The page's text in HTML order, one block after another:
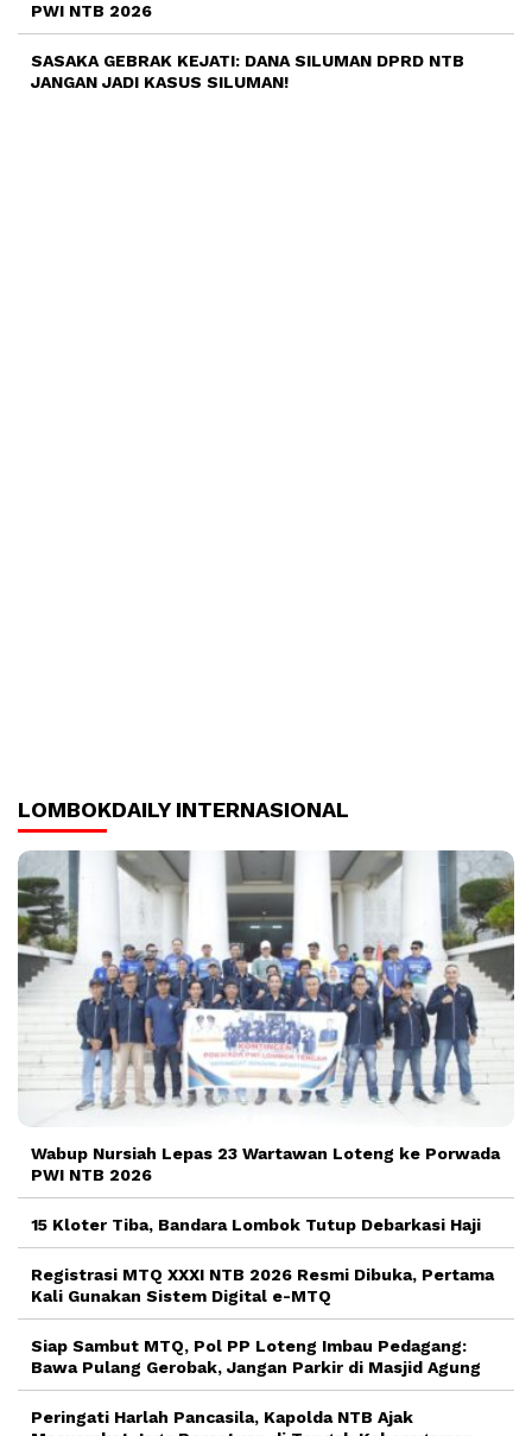
PWI NTB 2026
SASAKA GEBRAK KEJATI: DANA SILUMAN DPRD NTB
JANGAN JADI KASUS SILUMAN!
LOMBOKDAILY INTERNASIONAL
Wabup Nursiah Lepas 23 Wartawan Loteng ke Porwada
PWI NTB 2026
15 Kloter Tiba, Bandara Lombok Tutup Debarkasi Haji
Registrasi MTQ XXXI NTB 2026 Resmi Dibuka, Pertama
Kali Gunakan Sistem Digital e-MTQ
Siap Sambut MTQ, Pol PP Loteng Imbau Pedagang:
Bawa Pulang Gerobak, Jangan Parkir di Masjid Agung
Peringati Harlah Pancasila, Kapolda NTB Ajak